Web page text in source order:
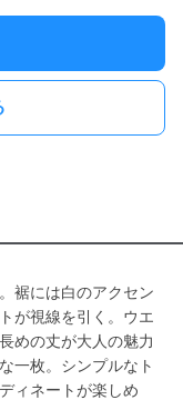
裾には白のアクセン
が視線を引く。ウエ
めの丈が大人の魅力
一枚。シンプルなト
ィネートが楽しめ